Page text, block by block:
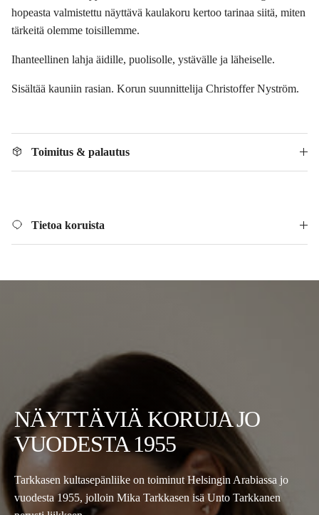
hopeasta valmistettu näyttävä kaulakoru kertoo tarinaa siitä, miten
tärkeitä olemme toisillemme.
Ihanteellinen lahja äidille, puolisolle, ystävälle ja läheiselle.
Sisältää kauniin rasian. Korun suunnittelija Christoffer Nyström.
Toimitus & palautus
Tietoa koruista
NÄYTTÄVIÄ KORUJA JO
VUODESTA 1955
Tarkkasen kultasepänliike on toiminut Helsingin Arabiassa jo
vuodesta 1955, jolloin Mika Tarkkasen isä Unto Tarkkanen